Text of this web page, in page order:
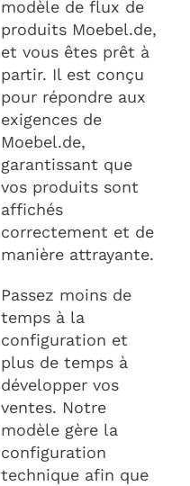
modèle de flux de
produits Moebel.de,
et vous êtes prêt à
partir. Il est conçu
pour répondre aux
exigences de
Moebel.de,
garantissant que
vos produits sont
affichés
correctement et de
manière attrayante.
Passez moins de
temps à la
configuration et
plus de temps à
développer vos
ventes. Notre
modèle gère la
configuration
technique afin que